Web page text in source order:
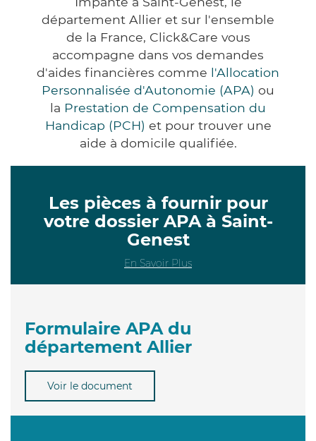
département Allier et sur l'ensemble
de la France, Click&Care vous
accompagne dans vos demandes
d'aides financières comme l'Allocation
Personnalisée d'Autonomie (APA) ou
la Prestation de Compensation du
Handicap (PCH) et pour trouver une
aide à domicile qualifiée.
Les pièces à fournir pour
votre dossier APA à Saint-
Genest
En Savoir Plus
Formulaire APA du
département Allier
Voir le document